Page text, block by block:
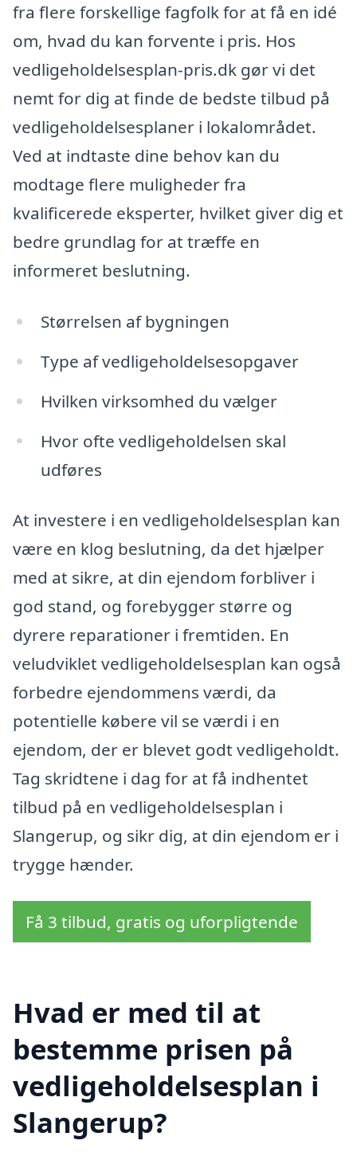
fra flere forskellige fagfolk for at få en idé
om, hvad du kan forvente i pris. Hos
vedligeholdelsesplan-pris.dk gør vi det
nemt for dig at finde de bedste tilbud på
vedligeholdelsesplaner i lokalområdet.
Ved at indtaste dine behov kan du
modtage flere muligheder fra
kvalificerede eksperter, hvilket giver dig et
bedre grundlag for at træffe en
informeret beslutning.
Størrelsen af bygningen
Type af vedligeholdelsesopgaver
Hvilken virksomhed du vælger
Hvor ofte vedligeholdelsen skal
udføres
At investere i en vedligeholdelsesplan kan
være en klog beslutning, da det hjælper
med at sikre, at din ejendom forbliver i
god stand, og forebygger større og
dyrere reparationer i fremtiden. En
veludviklet vedligeholdelsesplan kan også
forbedre ejendommens værdi, da
potentielle købere vil se værdi i en
ejendom, der er blevet godt vedligeholdt.
Tag skridtene i dag for at få indhentet
tilbud på en vedligeholdelsesplan i
Slangerup, og sikr dig, at din ejendom er i
trygge hænder.
Få 3 tilbud, gratis og uforpligtende
Hvad er med til at
bestemme prisen på
vedligeholdelsesplan i
Slangerup?